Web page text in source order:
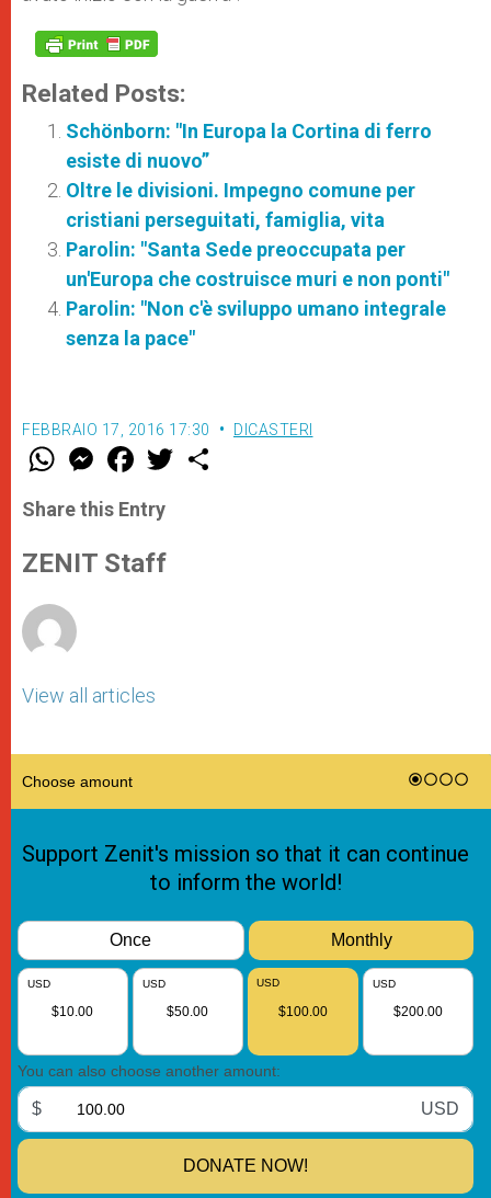
Related Posts:
Schönborn: "In Europa la Cortina di ferro
esiste di nuovo”
Oltre le divisioni. Impegno comune per
cristiani perseguitati, famiglia, vita
Parolin: "Santa Sede preoccupata per
un'Europa che costruisce muri e non ponti"
Parolin: "Non c'è sviluppo umano integrale
senza la pace"
FEBBRAIO 17, 2016 17:30 DICASTERI
W
t
s
p
p
M
e
s
e
g
e
F
a
e
b
o
k
w
Share this Entry
ZENIT Staff
View all articles